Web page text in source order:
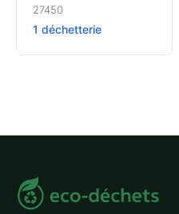
27450
1 déchetterie